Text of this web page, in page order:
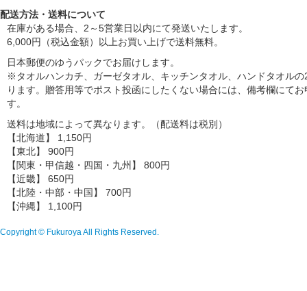
配送方法・送料について
在庫がある場合、2～5営業日以内にて発送いたします。
6,000円（税込金額）以上お買い上げで送料無料。
日本郵便のゆうパックでお届けします。
※タオルハンカチ、ガーゼタオル、キッチンタオル、ハンドタオル
ります。贈答用等でポスト投函にしたくない場合には、備考欄にて
す。
送料は地域によって異なります。（配送料は税別）
【北海道】 1,150円
【東北】 900円
【関東・甲信越・四国・九州】 800円
【近畿】 650円
【北陸・中部・中国】 700円
【沖縄】 1,100円
Copyright © Fukuroya All Rights Reserved.